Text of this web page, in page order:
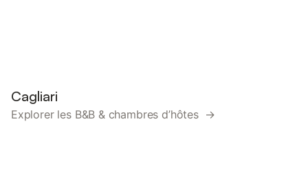
Cagliari
Explorer les B&B & chambres d’hôtes →